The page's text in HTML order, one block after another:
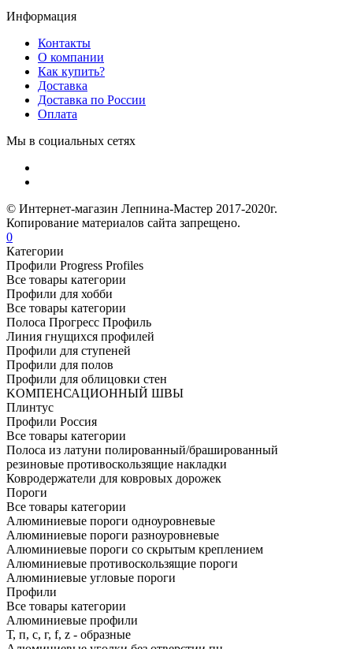
Информация
Контакты
О компании
Как купить?
Доставка
Доставка по России
Оплата
Мы в социальных сетях
© Интернет-магазин Лепнина-Мастер 2017-2020г.
Копирование материалов сайта запрещено.
0
Категории
Профили Progress Profiles
Все товары категории
Профили для хобби
Все товары категории
Полоса Прогресс Профиль
Линия гнущихся профилей
Профили для ступеней
Профили для полов
Профили для облицовки стен
KОМПЕНСАЦИОННЫЙ ШВЫ
Плинтус
Профили Россия
Все товары категории
Полоса из латуни полированный/брашированный
резиновые противоскользящие накладки
Ковродержатели для ковровых дорожек
Пороги
Все товары категории
Алюминиевые пороги одноуровневые
Алюминиевые пороги разноуровневые
Алюминиевые пороги со скрытым креплением
Алюминиевые противоскользящие пороги
Алюминиевые угловые пороги
Профили
Все товары категории
Алюминиевые профили
Т, п, с, г, f, z - образные